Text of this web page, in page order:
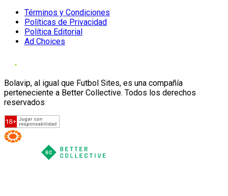
Términos y Condiciones
Políticas de Privacidad
Política Editorial
Ad Choices
Bolavip, al igual que Futbol Sites, es una compañía
perteneciente a Better Collective. Todos los derechos
reservados